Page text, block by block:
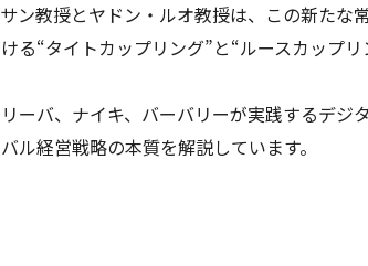
ン教授とヤドン・ルオ教授は、この新た
る“タイトカップリング”と“ルースカップ
ーバ、ナイキ、バーバリーが実践するデ
ル経営戦略の本質を解説しています。